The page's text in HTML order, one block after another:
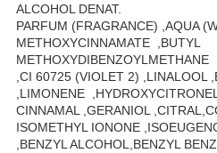
ALCOHOL DENAT.
PARFUM (FRAGRANCE) ,AQUA
METHOXYCINNAMATE ,BUTYL
METHOXYDIBENZOYLMETHANE
,CI 60725 (VIOLET 2) ,LINALOOL
,LIMONENE
CINNAMAL ,GERANIOL
ISOMETHYL IONONE
,BENZYL ALCOHOL,BENZYL